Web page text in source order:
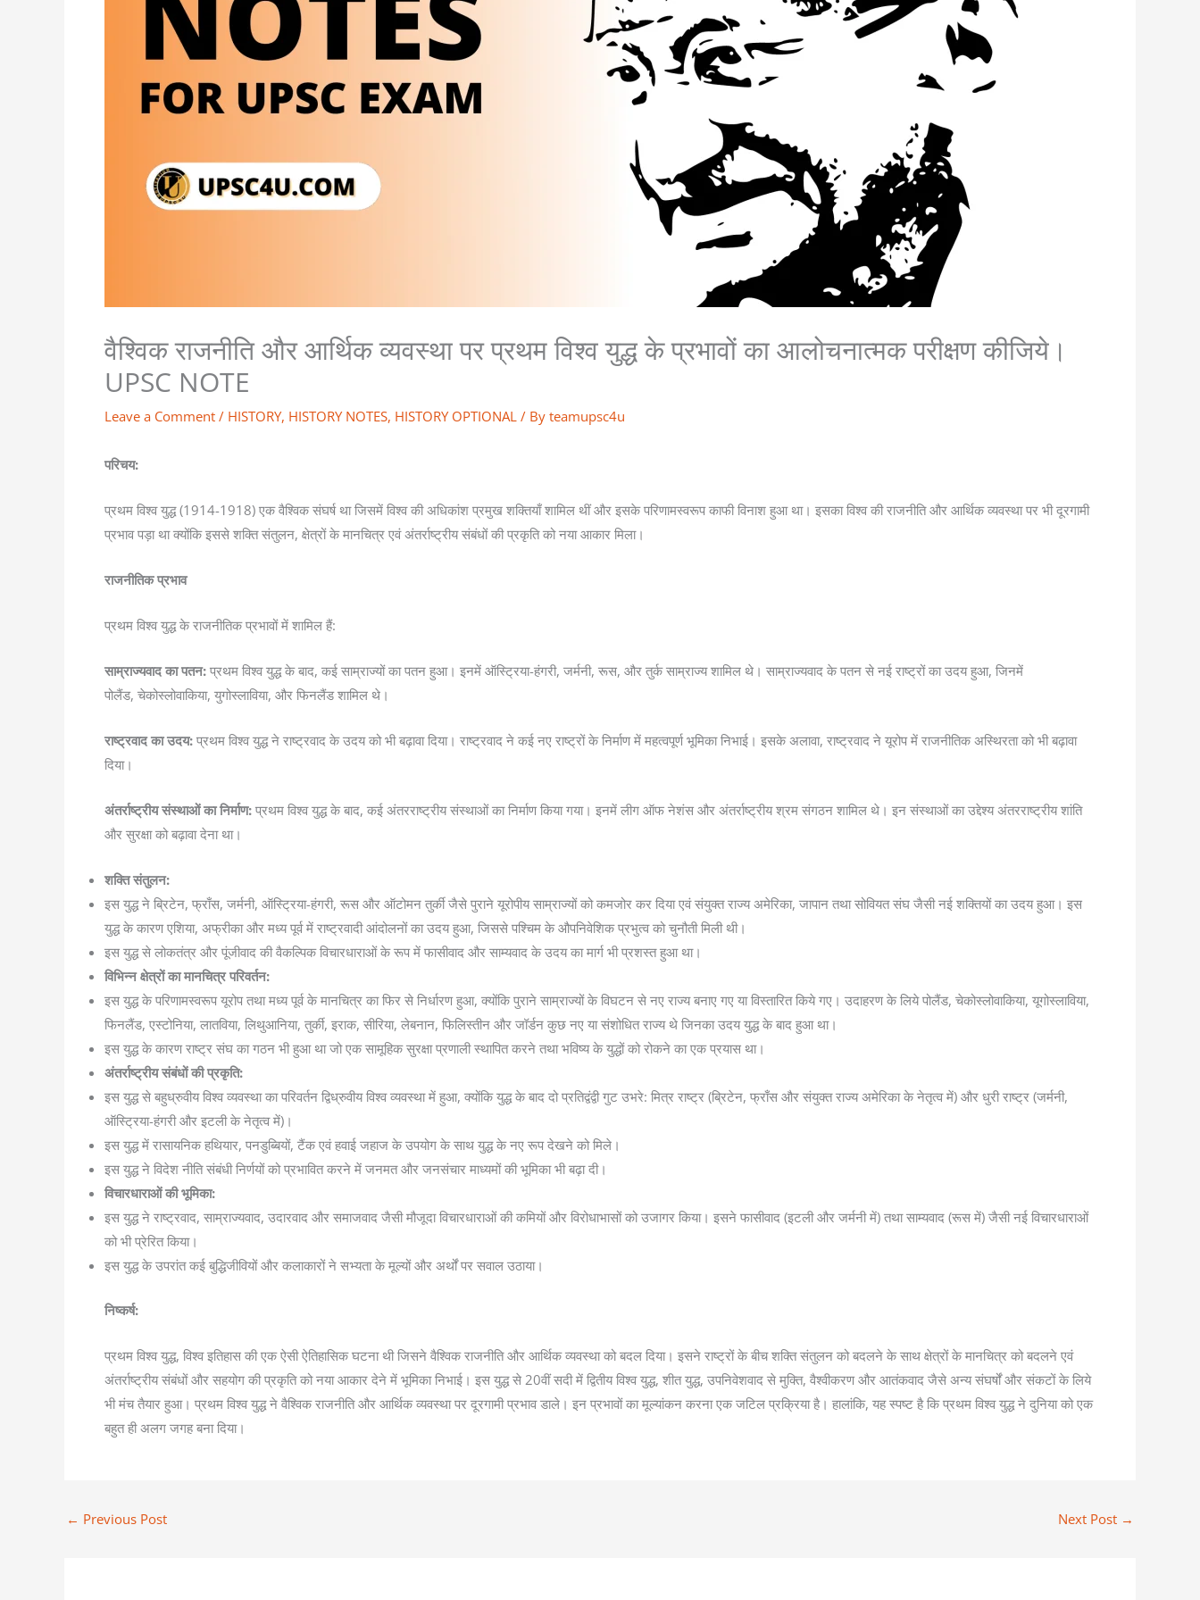
वैश्विक राजनीति और आर्थिक व्यवस्था पर प्रथम विश्व युद्ध के प्रभावों का आलोचनात्मक परीक्षण कीजिये।
UPSC NOTE
Leave a Comment / HISTORY, HISTORY NOTES, HISTORY OPTIONAL / By teamupsc4u
परिचय:
प्रथम विश्व युद्ध (1914-1918) एक वैश्विक संघर्ष था जिसमें विश्व की अधिकांश प्रमुख शक्तियाँ शामिल थीं और इसके परिणामस्वरूप काफी विनाश हुआ था। इसका विश्व की राजनीति और आर्थिक व्यवस्था पर भी दूरगामी
प्रभाव पड़ा था क्योंकि इससे शक्ति संतुलन, क्षेत्रों के मानचित्र एवं अंतर्राष्ट्रीय संबंधों की प्रकृति को नया आकार मिला।
राजनीतिक प्रभाव
प्रथम विश्व युद्ध के राजनीतिक प्रभावों में शामिल हैं:
साम्राज्यवाद का पतन: प्रथम विश्व युद्ध के बाद, कई साम्राज्यों का पतन हुआ। इनमें ऑस्ट्रिया-हंगरी, जर्मनी, रूस, और तुर्क साम्राज्य शामिल थे। साम्राज्यवाद के पतन से नई राष्ट्रों का उदय हुआ, जिनमें
पोलैंड, चेकोस्लोवाकिया, युगोस्लाविया, और फिनलैंड शामिल थे।
राष्ट्रवाद का उदय: प्रथम विश्व युद्ध ने राष्ट्रवाद के उदय को भी बढ़ावा दिया। राष्ट्रवाद ने कई नए राष्ट्रों के निर्माण में महत्वपूर्ण भूमिका निभाई। इसके अलावा, राष्ट्रवाद ने यूरोप में राजनीतिक अस्थिरता को भी बढ़ावा
दिया।
अंतर्राष्ट्रीय संस्थाओं का निर्माण: प्रथम विश्व युद्ध के बाद, कई अंतरराष्ट्रीय संस्थाओं का निर्माण किया गया। इनमें लीग ऑफ नेशंस और अंतर्राष्ट्रीय श्रम संगठन शामिल थे। इन संस्थाओं का उद्देश्य अंतरराष्ट्रीय शांति
और सुरक्षा को बढ़ावा देना था।
शक्ति संतुलन:
इस युद्ध ने ब्रिटेन, फ्राँस, जर्मनी, ऑस्ट्रिया-हंगरी, रूस और ऑटोमन तुर्की जैसे पुराने यूरोपीय साम्राज्यों को कमजोर कर दिया एवं संयुक्त राज्य अमेरिका, जापान तथा सोवियत संघ जैसी नई शक्तियों का उदय हुआ। इस
युद्ध के कारण एशिया, अफ्रीका और मध्य पूर्व में राष्ट्रवादी आंदोलनों का उदय हुआ, जिससे पश्चिम के औपनिवेशिक प्रभुत्व को चुनौती मिली थी।
इस युद्ध से लोकतंत्र और पूंजीवाद की वैकल्पिक विचारधाराओं के रूप में फासीवाद और साम्यवाद के उदय का मार्ग भी प्रशस्त हुआ था।
विभिन्न क्षेत्रों का मानचित्र परिवर्तन:
इस युद्ध के परिणामस्वरूप यूरोप तथा मध्य पूर्व के मानचित्र का फिर से निर्धारण हुआ, क्योंकि पुराने साम्राज्यों के विघटन से नए राज्य बनाए गए या विस्तारित किये गए। उदाहरण के लिये पोलैंड, चेकोस्लोवाकिया, यूगोस्लाविया,
फिनलैंड, एस्टोनिया, लातविया, लिथुआनिया, तुर्की, इराक, सीरिया, लेबनान, फिलिस्तीन और जॉर्डन कुछ नए या संशोधित राज्य थे जिनका उदय युद्ध के बाद हुआ था।
इस युद्ध के कारण राष्ट्र संघ का गठन भी हुआ था जो एक सामूहिक सुरक्षा प्रणाली स्थापित करने तथा भविष्य के युद्धों को रोकने का एक प्रयास था।
अंतर्राष्ट्रीय संबंधों की प्रकृति:
इस युद्ध से बहुध्रुवीय विश्व व्यवस्था का परिवर्तन द्विध्रुवीय विश्व व्यवस्था में हुआ, क्योंकि युद्ध के बाद दो प्रतिद्वंद्वी गुट उभरे: मित्र राष्ट्र (ब्रिटेन, फ्राँस और संयुक्त राज्य अमेरिका के नेतृत्व में) और धुरी राष्ट्र (जर्मनी,
ऑस्ट्रिया-हंगरी और इटली के नेतृत्व में)।
इस युद्ध में रासायनिक हथियार, पनडुब्बियों, टैंक एवं हवाई जहाज के उपयोग के साथ युद्ध के नए रूप देखने को मिले।
इस युद्ध ने विदेश नीति संबंधी निर्णयों को प्रभावित करने में जनमत और जनसंचार माध्यमों की भूमिका भी बढ़ा दी।
विचारधाराओं की भूमिका:
इस युद्ध ने राष्ट्रवाद, साम्राज्यवाद, उदारवाद और समाजवाद जैसी मौजूदा विचारधाराओं की कमियों और विरोधाभासों को उजागर किया। इसने फासीवाद (इटली और जर्मनी में) तथा साम्यवाद (रूस में) जैसी नई विचारधाराओं
को भी प्रेरित किया।
इस युद्ध के उपरांत कई बुद्धिजीवियों और कलाकारों ने सभ्यता के मूल्यों और अर्थों पर सवाल उठाया।
निष्कर्ष:
प्रथम विश्व युद्ध, विश्व इतिहास की एक ऐसी ऐतिहासिक घटना थी जिसने वैश्विक राजनीति और आर्थिक व्यवस्था को बदल दिया। इसने राष्ट्रों के बीच शक्ति संतुलन को बदलने के साथ क्षेत्रों के मानचित्र को बदलने एवं
अंतर्राष्ट्रीय संबंधों और सहयोग की प्रकृति को नया आकार देने में भूमिका निभाई। इस युद्ध से 20वीं सदी में द्वितीय विश्व युद्ध, शीत युद्ध, उपनिवेशवाद से मुक्ति, वैश्वीकरण और आतंकवाद जैसे अन्य संघर्षों और संकटों के लिये
भी मंच तैयार हुआ। प्रथम विश्व युद्ध ने वैश्विक राजनीति और आर्थिक व्यवस्था पर दूरगामी प्रभाव डाले। इन प्रभावों का मूल्यांकन करना एक जटिल प्रक्रिया है। हालांकि, यह स्पष्ट है कि प्रथम विश्व युद्ध ने दुनिया को एक
बहुत ही अलग जगह बना दिया।
← Previous Post Next Post →